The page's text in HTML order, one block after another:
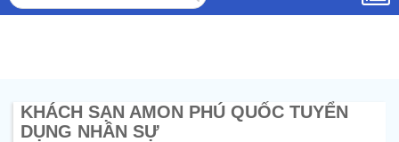
KHÁCH SẠN AMON PHÚ QUỐC TUYỂN
DỤNG NHÂN SỰ